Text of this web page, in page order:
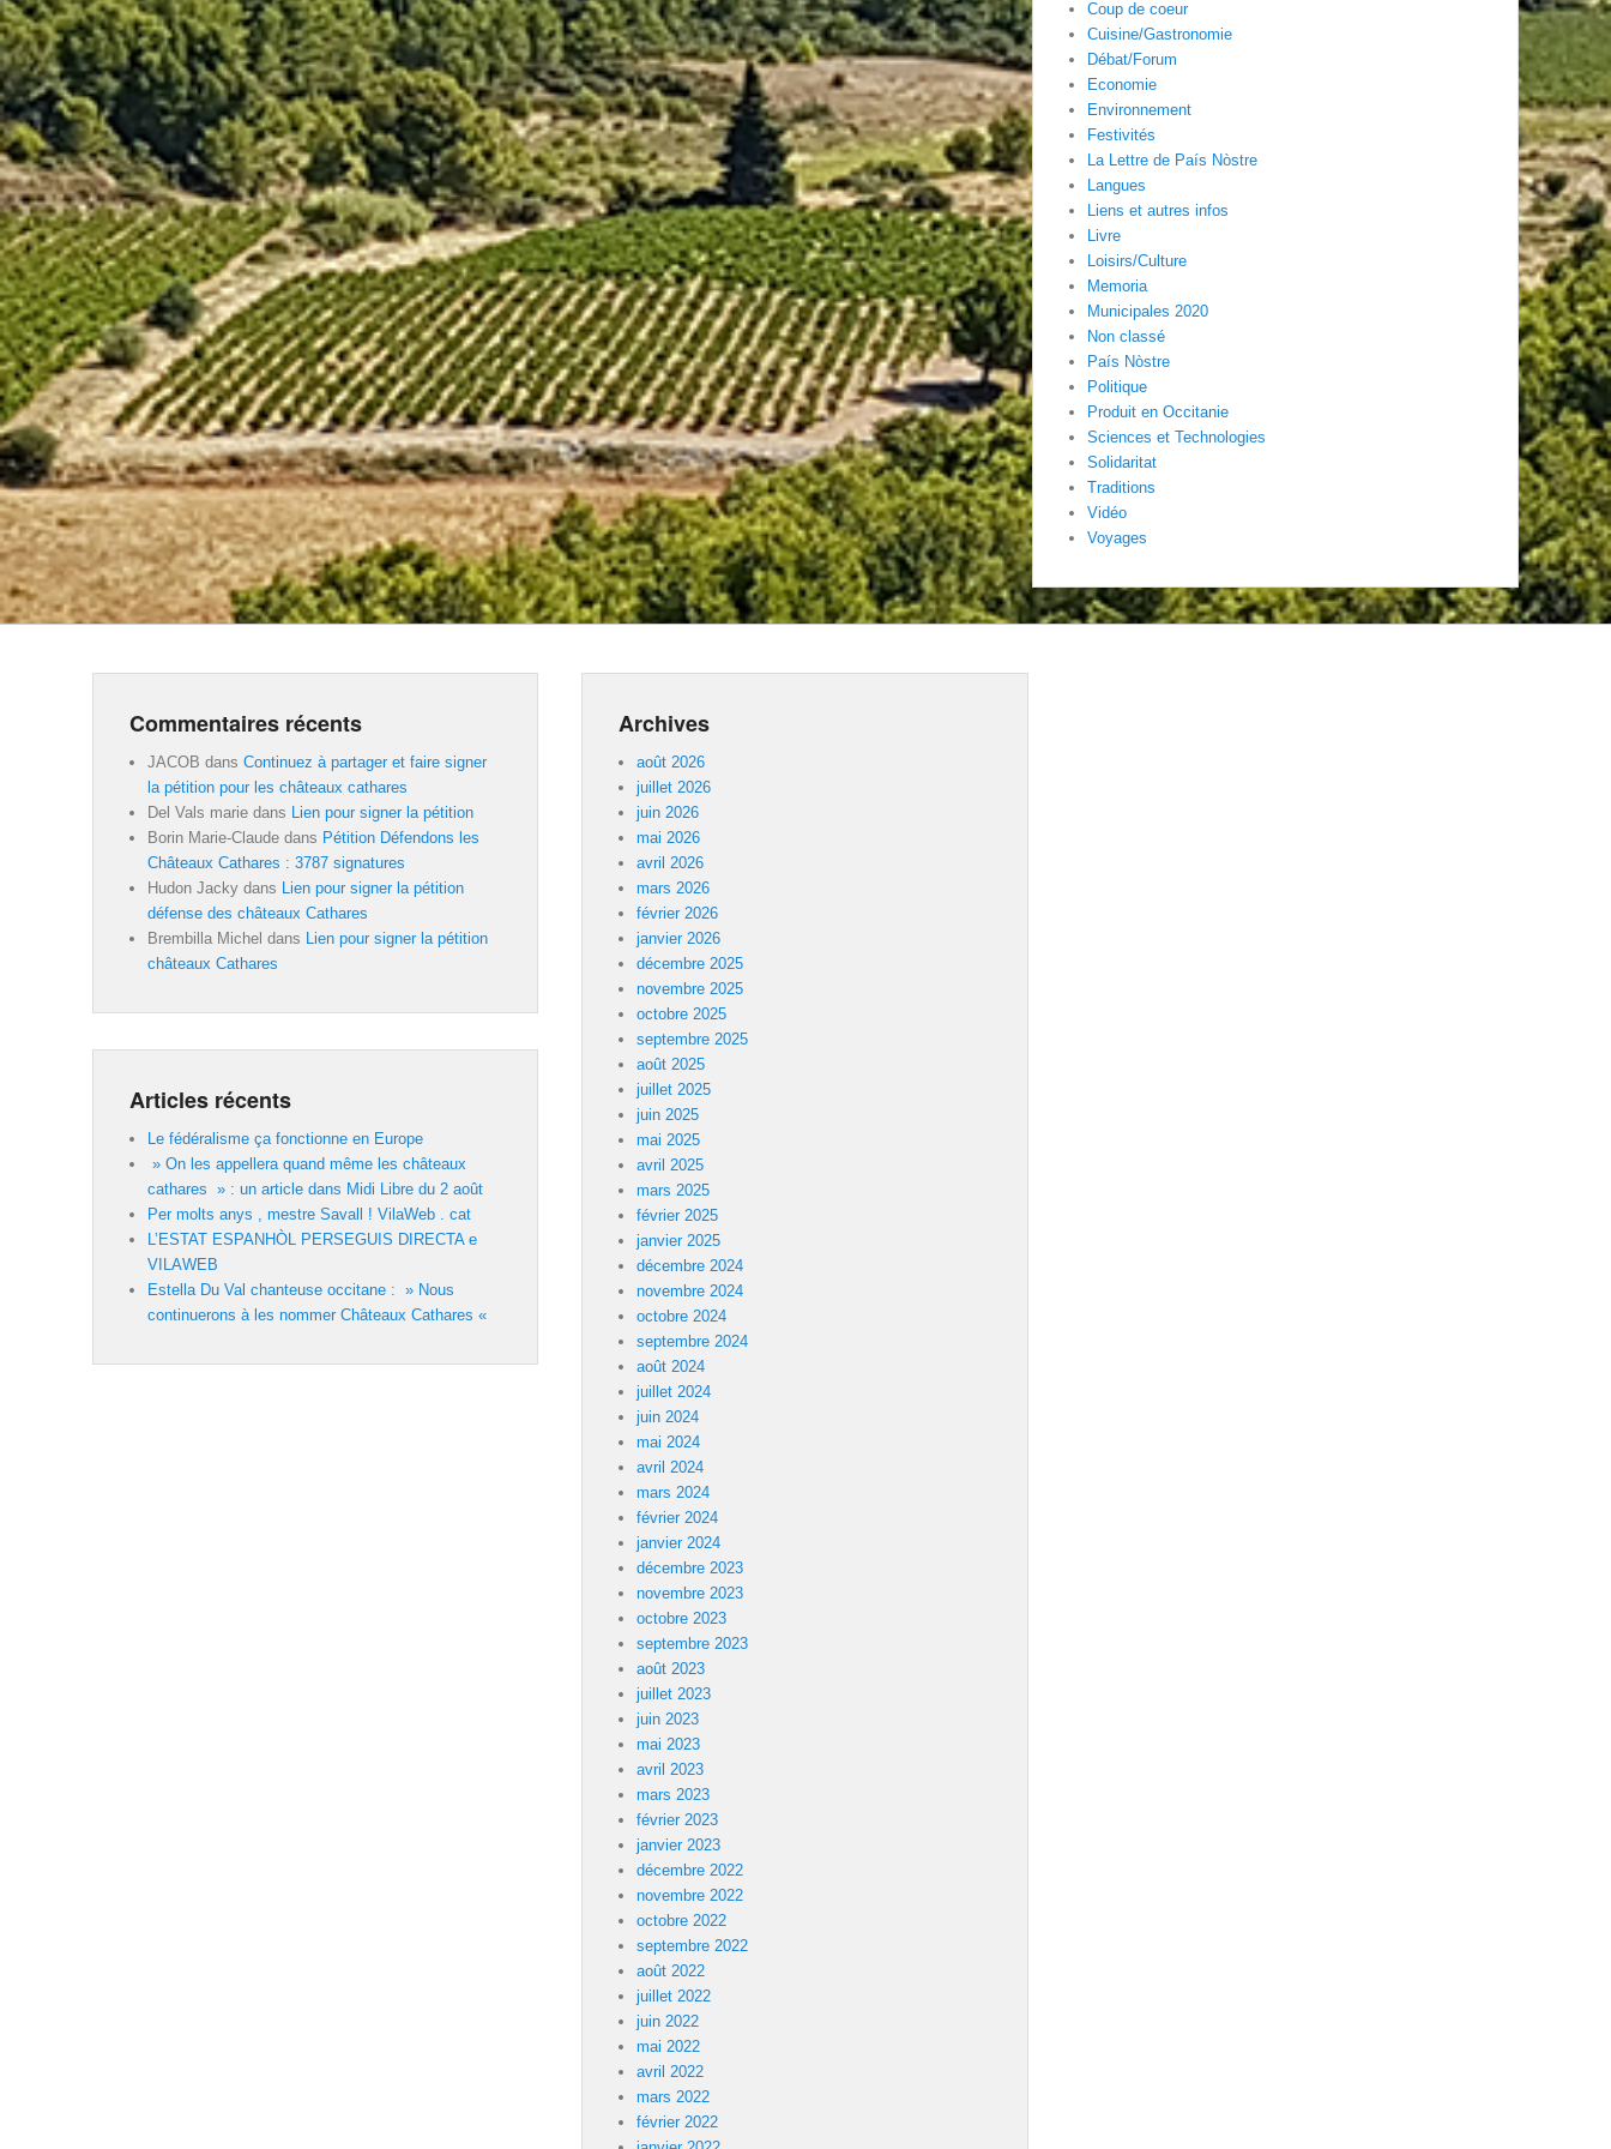
Coup de coeur
Cuisine/Gastronomie
Débat/Forum
Economie
Environnement
Festivités
La Lettre de País Nòstre
Langues
Liens et autres infos
Livre
Loisirs/Culture
Memoria
Municipales 2020
Non classé
País Nòstre
Politique
Produit en Occitanie
Sciences et Technologies
Solidaritat
Traditions
Vidéo
Voyages
Commentaires récents
JACOB dans Continuez à partager et faire signer
la pétition pour les châteaux cathares
Del Vals marie dans
Lien pour signer la pétition
Borin Marie-Claude dans Pétition Défendons les
Châteaux Cathares : 3787 signatures
Hudon Jacky dans
Lien pour signer la pétition
défense des châteaux Cathares
Brembilla Michel dans
Lien pour signer la pétition
châteaux Cathares
Articles récents
Le fédéralisme ça fonctionne en Europe
» On les appellera quand même les châteaux
cathares » : un article dans Midi Libre du 2 août
Per molts anys , mestre Savall ! VilaWeb . cat
L’ESTAT ESPANHÒL PERSEGUIS DIRECTA e
VILAWEB
Estella Du Val chanteuse occitane : » Nous
continuerons à les nommer Châteaux Cathares «
Archives
août 2026
juillet 2026
juin 2026
mai 2026
avril 2026
mars 2026
février 2026
janvier 2026
décembre 2025
novembre 2025
octobre 2025
septembre 2025
août 2025
juillet 2025
juin 2025
mai 2025
avril 2025
mars 2025
février 2025
janvier 2025
décembre 2024
novembre 2024
octobre 2024
septembre 2024
août 2024
juillet 2024
juin 2024
mai 2024
avril 2024
mars 2024
février 2024
janvier 2024
décembre 2023
novembre 2023
octobre 2023
septembre 2023
août 2023
juillet 2023
juin 2023
mai 2023
avril 2023
mars 2023
février 2023
janvier 2023
décembre 2022
novembre 2022
octobre 2022
septembre 2022
août 2022
juillet 2022
juin 2022
mai 2022
avril 2022
mars 2022
février 2022